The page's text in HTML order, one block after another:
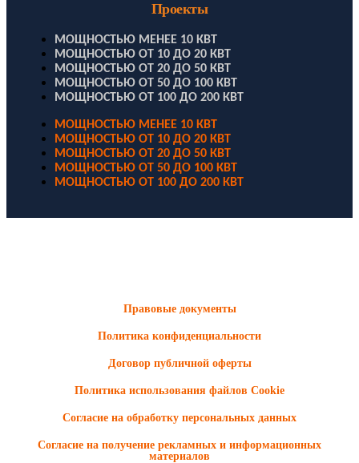
Проекты
МОЩНОСТЬЮ МЕНЕЕ 10 КВТ
МОЩНОСТЬЮ ОТ 10 ДО 20 КВТ
МОЩНОСТЬЮ ОТ 20 ДО 50 КВТ
МОЩНОСТЬЮ ОТ 50 ДО 100 КВТ
МОЩНОСТЬЮ ОТ 100 ДО 200 КВТ
МОЩНОСТЬЮ МЕНЕЕ 10 КВТ
МОЩНОСТЬЮ ОТ 10 ДО 20 КВТ
МОЩНОСТЬЮ ОТ 20 ДО 50 КВТ
МОЩНОСТЬЮ ОТ 50 ДО 100 КВТ
МОЩНОСТЬЮ ОТ 100 ДО 200 КВТ
Правовые документы
Политика конфиденциальности
Договор публичной оферты
Политика использования файлов Cookie
Согласие на обработку персональных данных
Согласие на получение рекламных и информационных
материалов